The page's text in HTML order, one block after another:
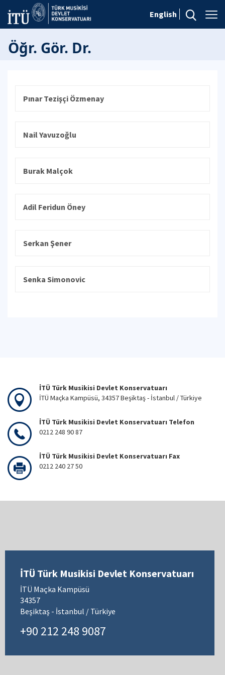
English
Öğr. Gör. Dr.
Pınar Tezişçi Özmenay
Nail Yavuzoğlu
Burak Malçok
Adil Feridun Öney
Serkan Şener
Senka Simonovic
İTÜ Türk Musikisi Devlet Konservatuarı
İTÜ Maçka Kampüsü, 34357 Beşiktaş - İstanbul / Türkiye
İTÜ Türk Musikisi Devlet Konservatuarı Telefon
0212 248 90 87
İTÜ Türk Musikisi Devlet Konservatuarı Fax
0212 240 27 50
İTÜ Türk Musikisi Devlet Konservatuarı
İTÜ Maçka Kampüsü
34357
Beşiktaş - İstanbul / Türkiye
+90 212 248 9087